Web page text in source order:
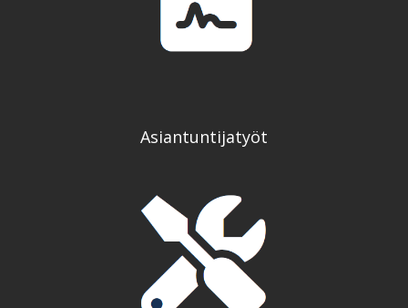
Asiantuntijatyöt